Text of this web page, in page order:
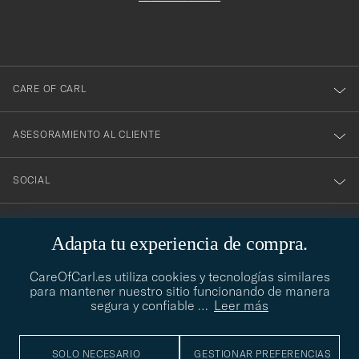
Adapta tu experiencia de compra.
CareOfCarl.es utiliza cookies y tecnologías similares
para mantener nuestro sitio funcionando de manera
segura y confiable … Leer más
SOLO NECESARIO GESTIONAR PREFERENCIAS
boletín!
CARE OF CARL
ASESORAMIENTO AL CLIENTE
SOCIAL
contact@careofcarl.com
ASESORAMIENTO DE ESTILO
estamos encantados de hacerlo